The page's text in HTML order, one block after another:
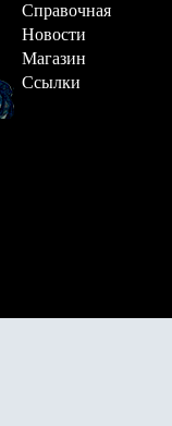
Справочная
Новости
Магазин
Ссылки